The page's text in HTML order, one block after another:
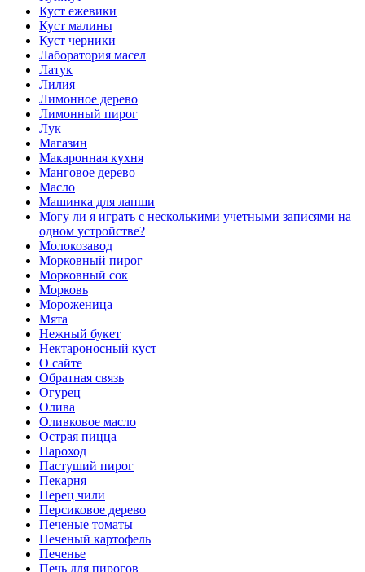
Куст ежевики
Куст малины
Куст черники
Лаборатория масел
Латук
Лилия
Лимонное дерево
Лимонный пирог
Лук
Магазин
Макаронная кухня
Манговое дерево
Масло
Машинка для лапши
Могу ли я играть с несколькими учетными записями на
одном устройстве?
Молокозавод
Морковный пирог
Морковный сок
Морковь
Мороженица
Мята
Нежный букет
Нектароносный куст
О сайте
Обратная связь
Огурец
Олива
Оливковое масло
Острая пицца
Пароход
Пастуший пирог
Пекарня
Перец чили
Персиковое дерево
Печеные томаты
Печеный картофель
Печенье
Печь для пирогов